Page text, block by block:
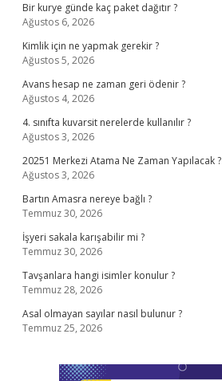
Bir kurye günde kaç paket dağıtır ?
Ağustos 6, 2026
Kimlik için ne yapmak gerekir ?
Ağustos 5, 2026
Avans hesap ne zaman geri ödenir ?
Ağustos 4, 2026
4. sınıfta kuvarsit nerelerde kullanılır ?
Ağustos 3, 2026
20251 Merkezi Atama Ne Zaman Yapılacak ?
Ağustos 3, 2026
Bartın Amasra nereye bağlı ?
Temmuz 30, 2026
İşyeri sakala karışabilir mi ?
Temmuz 30, 2026
Tavşanlara hangi isimler konulur ?
Temmuz 28, 2026
Asal olmayan sayılar nasıl bulunur ?
Temmuz 25, 2026